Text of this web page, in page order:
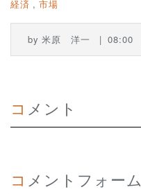
経済 市場
by 米原 洋一 08:00
コメント
コメントフォーム